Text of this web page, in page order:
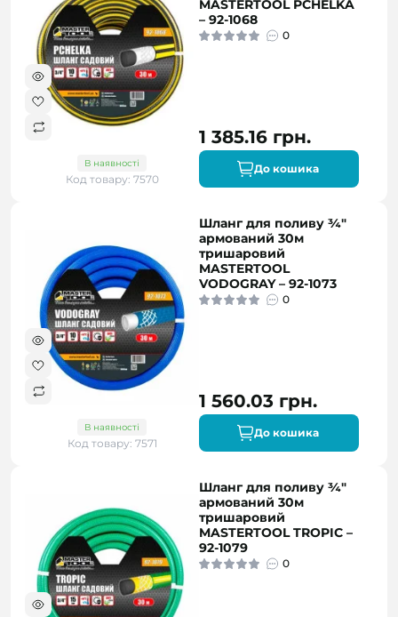
В наявності
Код товару: 7570
MASTERTOOL PCHELKA
– 92-1068
0
1 385.16 грн.
До кошика
В наявності
Код товару: 7571
Шланг для поливу ¾"
армований 30м
тришаровий
MASTERTOOL
VODOGRAY – 92-1073
0
1 560.03 грн.
До кошика
Шланг для поливу ¾"
армований 30м
тришаровий
MASTERTOOL TROPIC –
92-1079
0